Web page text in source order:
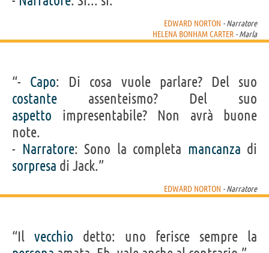
EDWARD NORTON - Narratore
HELENA BONHAM CARTER - Marla
“- Capo: Di cosa vuole parlare? Del suo
costante assenteismo? Del suo
aspetto impresentabile? Non avrà buone
note.
- Narratore: Sono la completa mancanza di
sorpresa di Jack.”
EDWARD NORTON - Narratore
“Il vecchio detto: uno ferisce sempre la